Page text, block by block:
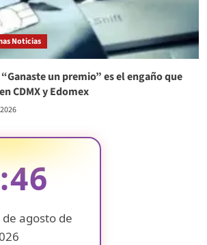
Noticias
un premio” es el engaño que
CDMX y Edomex
agosto de